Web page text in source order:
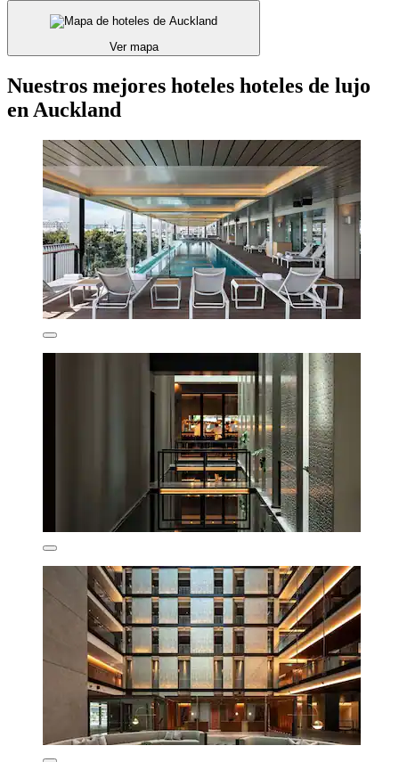
Ver mapa
Nuestros mejores hoteles hoteles de lujo
en Auckland